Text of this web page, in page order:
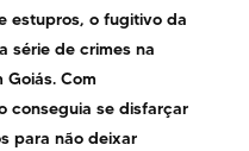
estupros, o fugitivo da
série de crimes na
Goiás. Com
conseguia se disfarçar
para não deixar